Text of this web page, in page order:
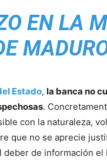
EN LA
Estado, la banca no
.
con la naturaleza,
que no se aprecie
de información el